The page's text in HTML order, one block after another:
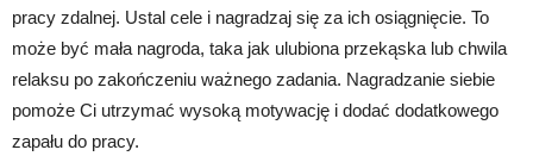
pracy zdalnej. Ustal cele i nagradzaj się za ich osiągnięcie. To
może być mała nagroda, taka jak ulubiona przekąska lub chwila
relaksu po zakończeniu ważnego zadania. Nagradzanie siebie
pomoże Ci utrzymać wysoką motywację i dodać dodatkowego
zapału do pracy.